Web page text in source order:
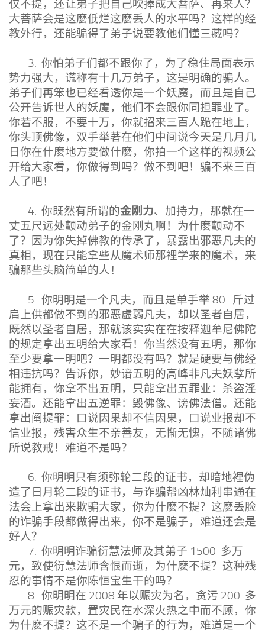
仅不提，还让弟子把自己吹捧成大菩萨、再来人？
大菩萨会是这麽低烂这麽丢人的水平吗？这样的经
教外行，还能骗得了弟子说要教他们懂三藏吗？
3. 你怕弟子们都不跟你了，为了稳住局面表示
势力强大，谎称有十几万弟子，这是明确的骗人。
弟子们再笨也已经看透你是一个妖魔，而且是自己
公开告诉世人的妖魔，他们不会跟你同担罪业了。
你若不服，不要十万，你就招来三百人跪在地上，
你头顶佛像，双手举著在他们中间说今天是几月几
日你在什麽地方要做什麽，你拍一个这样的视频公
开给大家看，你做得到吗？做不到吧！骗不来三百
人了吧！
4. 你既然有所谓的金刚力、加持力，那就在一
丈五尺远处颤动弟子的金刚丸啊！为什麽颤动不
了？因为你失掉佛教的传承了，暴露出邪恶凡夫的
真相，现在只能拿些从魔术师那裡学来的魔术，来
骗那些头脑简单的人！
5. 你明明是一个凡夫，而且是单手举 80 斤过
肩上供都做不到的邪恶虚弱凡夫，却以圣者自居，
既然以圣者自居，那就该实实在在按释迦牟尼佛陀
的规定拿出五明给大家看！你当然没有五明，那你
至少要拿一明吧？一明都没有吗？就是硬要与佛经
相违抗吗？告诉你，妙谙五明的高峰非凡夫妖孽所
能拥有，你拿不出五明，只能拿出五罪业：杀盗淫
妄酒。还能拿出五逆罪：毁佛像、谤佛法僧。还能
拿出阐提罪：口说因果却不信因果，口说业报却不
信业报，残害众生不亲善友，无惭无愧，不随诸佛
所说教戒！难道不是吗？
6. 你明明只有须弥轮二段的证书，却暗地裡伪
造了日月轮二段的证书，与诈骗帮凶林灿利串通在
法会上拿出来欺骗大家，你为什麽不提？这麽丢脸
的诈骗手段都做得出来，你不是骗子，难道还会是
好人？
7. 你明明诈骗衍慧法师及其弟子 1500 多万
元，致使衍慧法师含恨而逝，为什麽不提？这种残
忍的事情不是你陈恒宝生干的吗？
8. 你明明在 2008 年以赈灾为名，贪污 200 多
万元的赈灾款，置灾民在水深火热之中而不顾，你
为什麽不提？这不是一个骗子的行为，难道是一个